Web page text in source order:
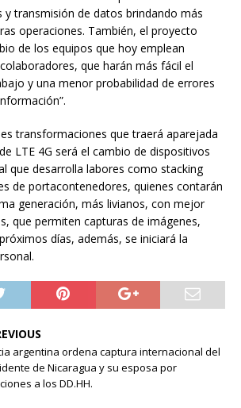
y transmisión de datos brindando más
operaciones. También, el proyecto
de los equipos que hoy emplean
que harán más fácil el
y una menor probabilidad de errores
transformaciones que traerá aparejada
LTE 4G será el cambio de dispositivos
que desarrolla labores como stacking
de portacontenedores, quienes contarán
generación, más livianos, con mejor
que permiten capturas de imágenes,
días, además, se iniciará la
argentina ordena captura internacional del
de Nicaragua y su esposa por
a los DD.HH.